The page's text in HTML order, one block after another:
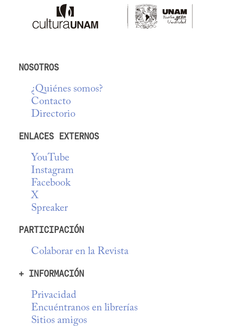
NOSOTROS
¿Quiénes somos?
Contacto
Directorio
ENLACES EXTERNOS
YouTube
Instagram
Facebook
X
Spreaker
PARTICIPACIÓN
Colaborar en la Revista
+ INFORMACIÓN
Privacidad
Encuéntranos en librerías
Sitios amigos